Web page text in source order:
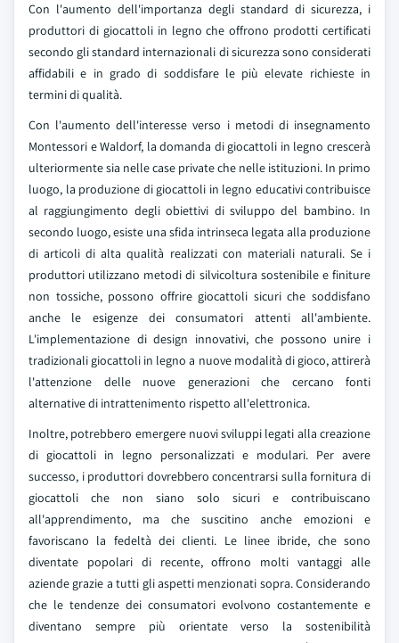
Con l'aumento dell'importanza degli standard di sicurezza, i
produttori di giocattoli in legno che offrono prodotti certificati
secondo gli standard internazionali di sicurezza sono considerati
affidabili e in grado di soddisfare le più elevate richieste in
termini di qualità.
Con l'aumento dell'interesse verso i metodi di insegnamento
Montessori e Waldorf, la domanda di giocattoli in legno crescerà
ulteriormente sia nelle case private che nelle istituzioni. In primo
luogo, la produzione di giocattoli in legno educativi contribuisce
al raggiungimento degli obiettivi di sviluppo del bambino. In
secondo luogo, esiste una sfida intrinseca legata alla produzione
di articoli di alta qualità realizzati con materiali naturali. Se i
produttori utilizzano metodi di silvicoltura sostenibile e finiture
non tossiche, possono offrire giocattoli sicuri che soddisfano
anche le esigenze dei consumatori attenti all'ambiente.
L'implementazione di design innovativi, che possono unire i
tradizionali giocattoli in legno a nuove modalità di gioco, attirerà
l'attenzione delle nuove generazioni che cercano fonti
alternative di intrattenimento rispetto all'elettronica.
Inoltre, potrebbero emergere nuovi sviluppi legati alla creazione
di giocattoli in legno personalizzati e modulari. Per avere
successo, i produttori dovrebbero concentrarsi sulla fornitura di
giocattoli che non siano solo sicuri e contribuiscano
all'apprendimento, ma che suscitino anche emozioni e
favoriscano la fedeltà dei clienti. Le linee ibride, che sono
diventate popolari di recente, offrono molti vantaggi alle
aziende grazie a tutti gli aspetti menzionati sopra. Considerando
che le tendenze dei consumatori evolvono costantemente e
diventano sempre più orientate verso la sostenibilità